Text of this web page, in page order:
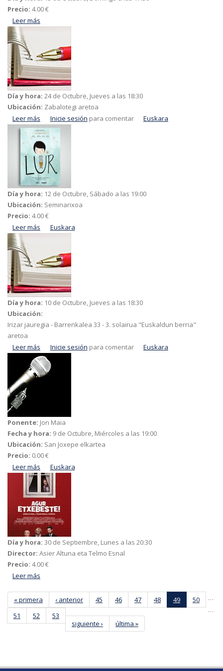
Precio: 4.00 €
Leer más
Día y hora: 24 de Octubre, Jueves a las 18:30
Ubicación: Zabalotegi aretoa
Leer más acerca de Hitzen ahairea kantagintza ikastaroa
Inicie sesión para comentar Euskara
Día y hora: 12 de Octubre, Sábado a las 19:00
Ubicación: Seminarixoa
Precio: 4.00 €
Leer más acerca de Xake Produkzioak-en "Lur" antzezlana
Euskara
Día y hora: 10 de Octubre, Jueves a las 18:30
Ubicación:
Irizar jauregia - Barrenkalea 33 - 3. solairua "Euskaldun berria"
aretoa
Leer más acerca de Xaboi naturalak egitea
Inicie sesión para comentar Euskara
Ponente: Jon Maia
Fecha y hora: 9 de Octubre, Miércoles a las 19:00
Ubicación: San Joxepe elkartea
Precio: 0.00 €
Leer más acerca de De Extremadura al bertsolarismo
Euskara
Día y hora: 30 de Septiembre, Lunes a las 20:30
Director: Asier Altuna eta Telmo Esnal
Precio: 4.00 €
Leer más
« primera ‹ anterior …
45 46 47 48 49
50
51
52 53
…
siguiente ›
última »